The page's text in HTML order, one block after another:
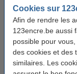
Cookies sur
Afin de rendre les
123encre.be aussi
possible pour
des cookies et des
similaires. Les
Bon plan :
Swirl
4,50 €